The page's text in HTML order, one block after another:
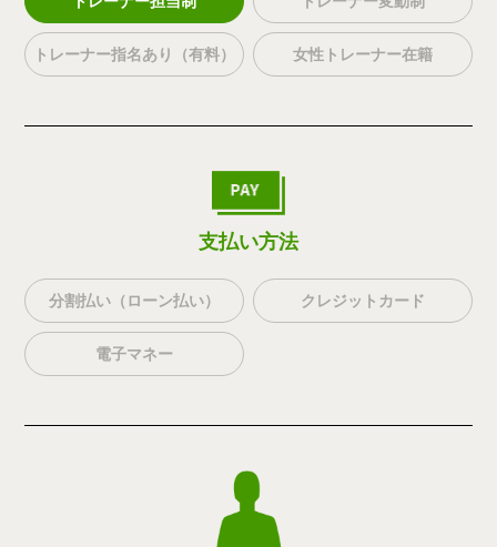
トレーナー指名あり（有料） 女性トレーナー在籍
支払い方法
分割払い（ローン払い） クレジットカード
電子マネー